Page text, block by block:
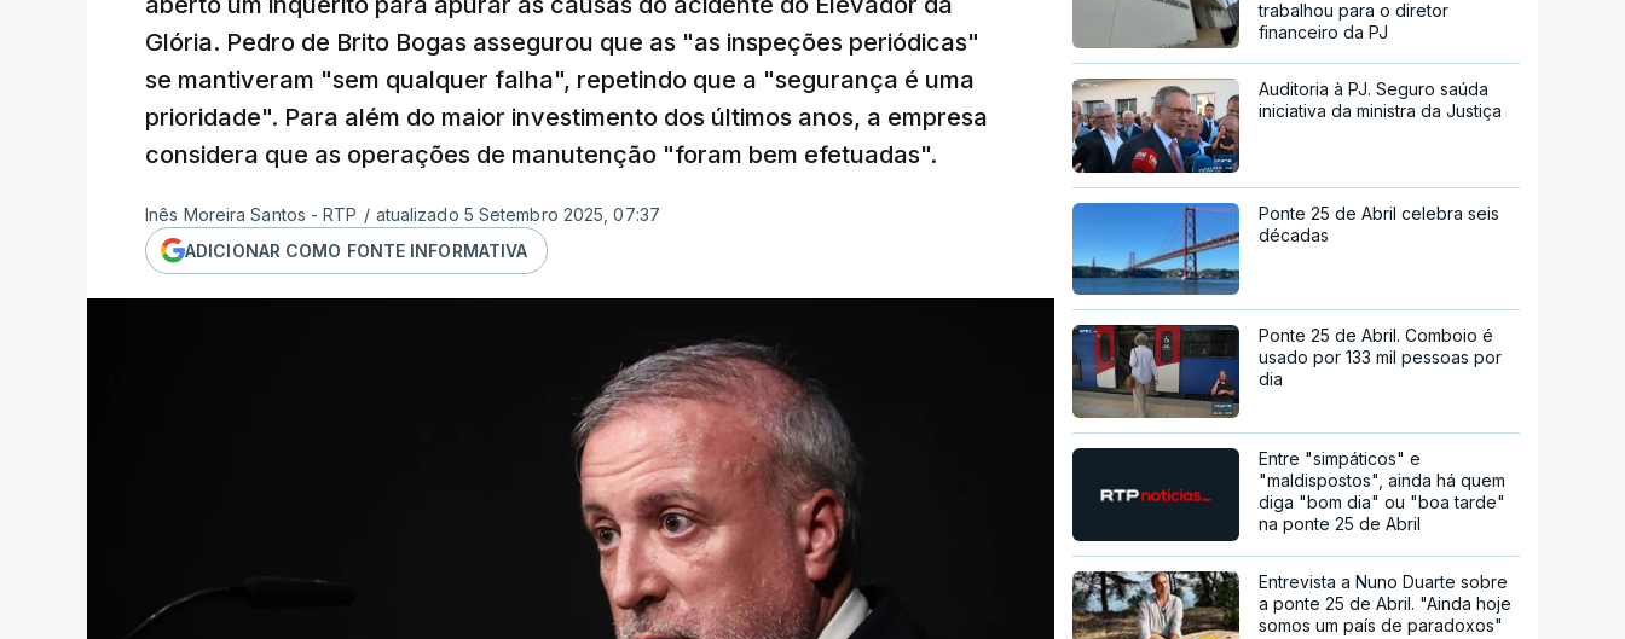
Glória. Pedro de Brito Bogas assegurou que as "as inspeções periódicas"
se mantiveram "sem qualquer falha", repetindo que a "segurança é uma
prioridade". Para além do maior investimento dos últimos anos, a empresa
considera que as operações de manutenção "foram bem efetuadas".
Inês Moreira Santos - RTP / atualizado 5 Setembro 2025, 07:37
ADICIONAR COMO FONTE INFORMATIVA
trabalhou para o diretor
financeiro da PJ
Auditoria à PJ. Seguro saúda
iniciativa da ministra da Justiça
Ponte 25 de Abril celebra seis
décadas
Ponte 25 de Abril. Comboio é
usado por 133 mil pessoas por
dia
Entre "simpáticos" e
"maldispostos", ainda há quem
diga "bom dia" ou "boa tarde"
na ponte 25 de Abril
Entrevista a Nuno Duarte sobre
a ponte 25 de Abril. "Ainda hoje
somos um país de paradoxos"